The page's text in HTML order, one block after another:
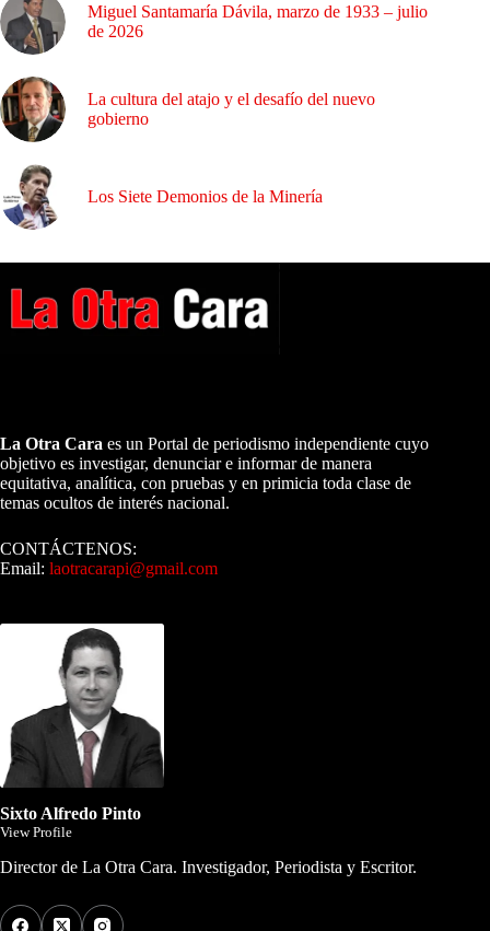
Miguel Santamaría Dávila, marzo de 1933 – julio
de 2026
La cultura del atajo y el desafío del nuevo
gobierno
Los Siete Demonios de la Minería
La Otra Cara es un Portal de periodismo independiente cuyo
objetivo es investigar, denunciar e informar de manera
equitativa, analítica, con pruebas y en primicia toda clase de
temas ocultos de interés nacional.
CONTÁCTENOS:
Email: laotracarapi@gmail.com
Sixto Alfredo Pinto
View Profile
Director de La Otra Cara. Investigador, Periodista y Escritor.